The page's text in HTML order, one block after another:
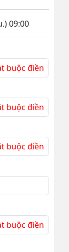
09:00
buộc điền
buộc điền
buộc điền
buộc điền